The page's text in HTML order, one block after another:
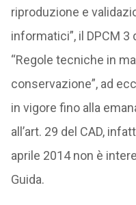
riproduzione e
informatici”, il DPCM
“Regole tecniche in
conservazione”, ad
in vigore fino alla
all’art. 29 del CAD,
aprile 2014 non è
Guida.